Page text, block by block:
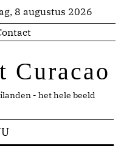
8 augustus 2026
Curacao
- het hele beeld